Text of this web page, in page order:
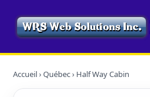
Accueil›Québec› Half Way Cabin